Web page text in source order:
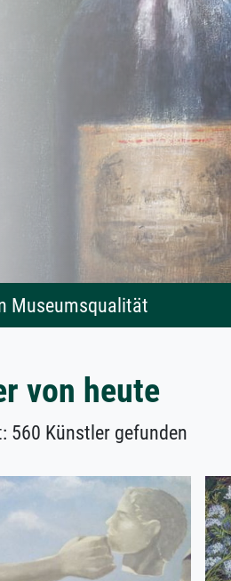
Museumsqualität
von heute
560 Künstler gefunden